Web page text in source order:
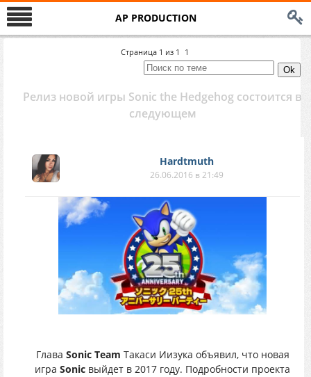
AP PRODUCTION
Страница 1 из 1 1
Релиз новой игры Sonic the Hedgehog состоится в
следующем
Hardtmuth
26.06.2016 в 21:49
Глава Sonic Team Такаси Иизука объявил, что новая
игра Sonic выйдет в 2017 году. Подробности проекта